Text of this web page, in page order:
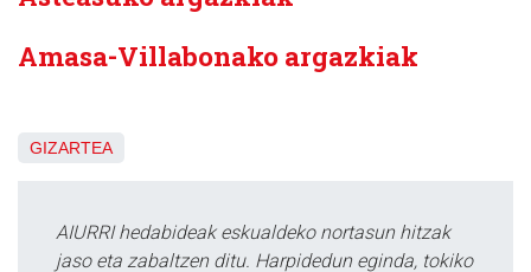
Amasa-Villabonako argazkiak
GIZARTEA
AIURRI hedabideak eskualdeko nortasun hitzak
jaso eta zabaltzen ditu. Harpidedun eginda, tokiko